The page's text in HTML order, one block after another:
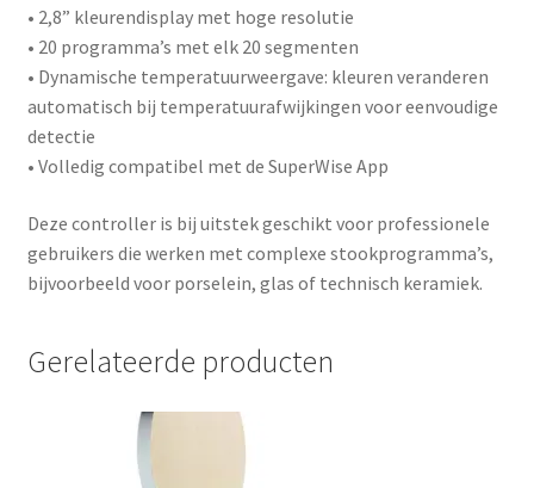
• 2,8” kleurendisplay met hoge resolutie
• 20 programma’s met elk 20 segmenten
• Dynamische temperatuurweergave: kleuren veranderen
automatisch bij temperatuurafwijkingen voor eenvoudige
detectie
• Volledig compatibel met de SuperWise App
Deze controller is bij uitstek geschikt voor professionele
gebruikers die werken met complexe stookprogramma’s,
bijvoorbeeld voor porselein, glas of technisch keramiek.
Gerelateerde producten